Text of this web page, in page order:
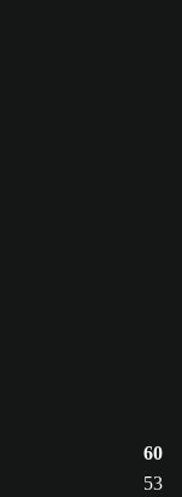
60
53